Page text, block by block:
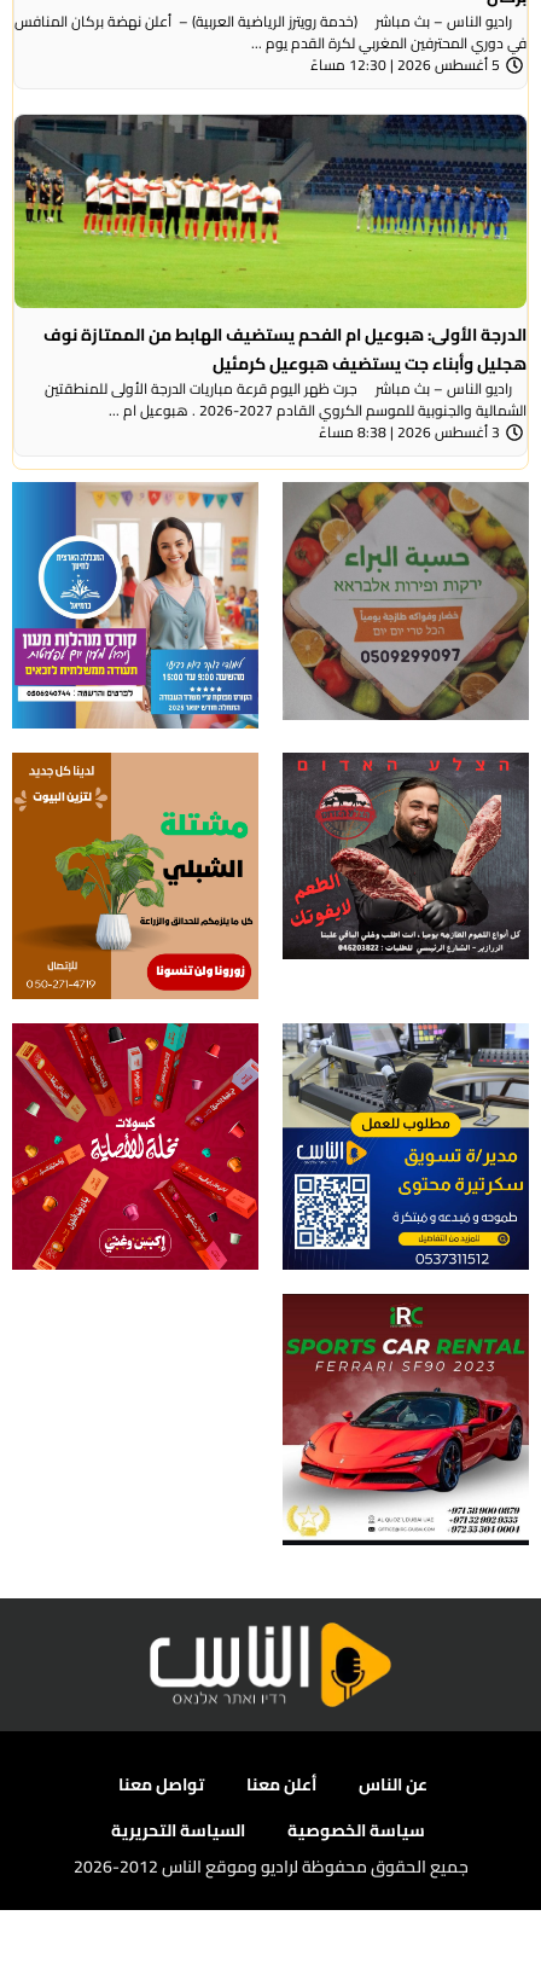
راديو الناس – بث مباشر (خدمة رويترز الرياضية العربية) – ‭‭ ‬‬أعلن نهضة بركان المنافس
في دوري المحترفين المغربي لكرة القدم يوم ...
5 أغسطس 2026 | 12:30 مساءً
الدرجة الأولى: هبوعيل ام الفحم يستضيف الهابط من الممتازة نوف
هجليل وأبناء جت يستضيف هبوعيل كرمئيل
راديو الناس – بث مباشر جرت ظهر اليوم قرعة مباريات الدرجة الأولى للمنطقتين
الشمالية والجنوبية للموسم الكروي القادم 2027-2026 . هبوعيل ام ...
3 أغسطس 2026 | 8:38 مساءً
عن الناس أعلن معنا
تواصل معنا
سياسة الخصوصية
السياسة التحريرية
جميع الحقوق محفوظة لراديو وموقع الناس 2012-2026